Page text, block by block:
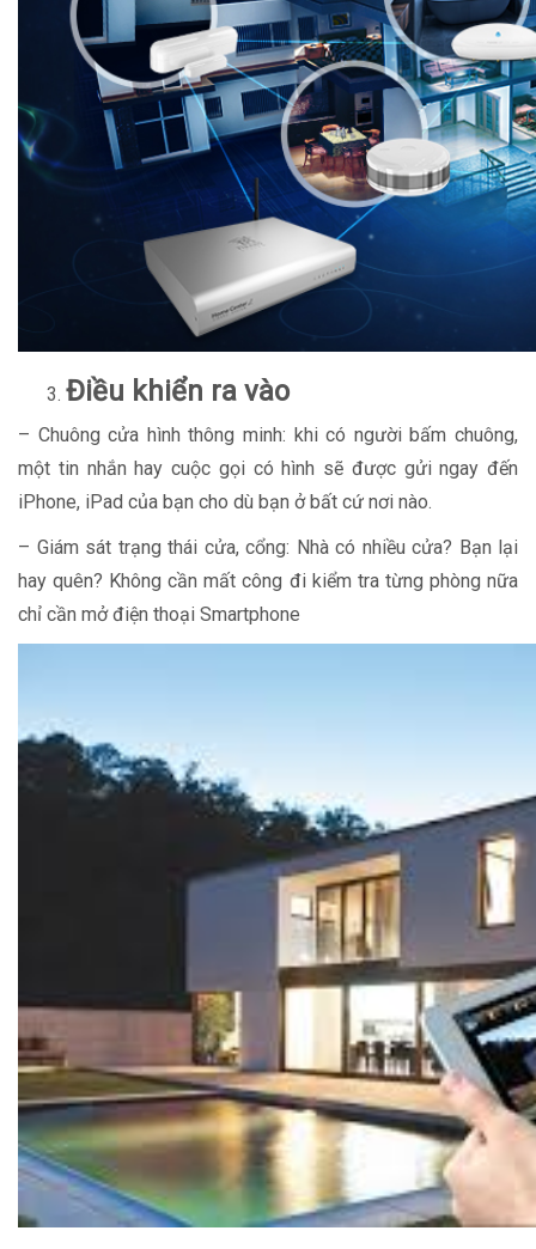
Điều khiển ra vào
– Chuông cửa hình thông minh: khi có người bấm chuông,
một tin nhắn hay cuộc gọi có hình sẽ được gửi ngay đến
iPhone, iPad của bạn cho dù bạn ở bất cứ nơi nào.
– Giám sát trạng thái cửa, cổng: Nhà có nhiều cửa? Bạn lại
hay quên? Không cần mất công đi kiểm tra từng phòng nữa
chỉ cần mở điện thoại Smartphone